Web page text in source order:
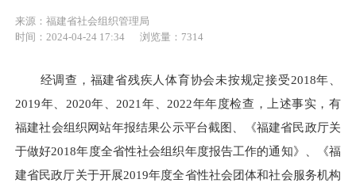
来源：福建省社会组织管理局
时间：2024-04-24 17:34
浏览量：7314
经调查，福建省残疾人体育协会未按规定接受2018年、
2019年、2020年、2021年、2022年年度检查，上述事实，有
福建社会组织网站年报结果公示平台截图、《福建省民政厅关
于做好2018年度全省性社会组织年度报告工作的通知》、《福
建省民政厅关于开展2019年度全省性社会团体和社会服务机构